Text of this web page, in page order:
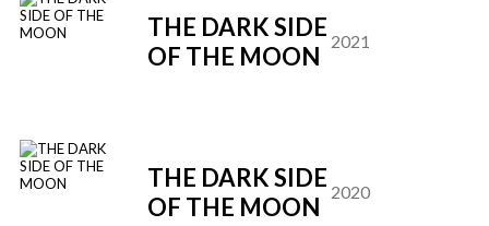
THE DARK SIDE
OF THE MOON
2021
THE DARK SIDE
OF THE MOON
2020